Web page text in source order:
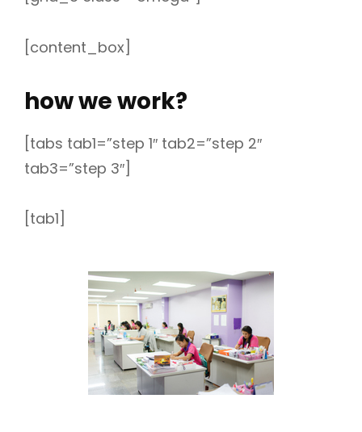
[content_box]
how we work?
[tabs tab1=”step 1″ tab2=”step 2″
tab3=”step 3″]
[tab1]